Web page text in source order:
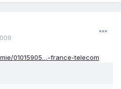
01015905…-france-telecom